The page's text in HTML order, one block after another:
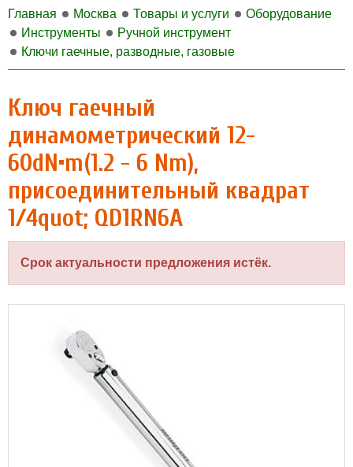
Главная Москва Товары и услуги
Оборудование
Инструменты
Ручной инструмент
Ключи гаечные, разводные, газовые
Ключ гаечный
динамометрический 12-
60dN•m(1.2 - 6 Nm),
присоединительный квадрат
1/4quot; QD1RN6A
Срок актуальности предложения истёк.